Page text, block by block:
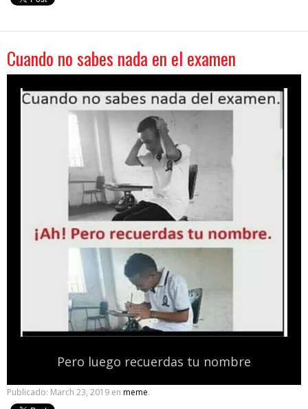
Cuando no sabes nada en el examen
Pero luego recuerdas tu nombre
Publicado: March 23, 2019 en meme.